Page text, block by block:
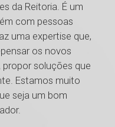
da Reitoria. É um
com pessoas
uma expertise que,
os novos
soluções que
Estamos muito
seja um bom